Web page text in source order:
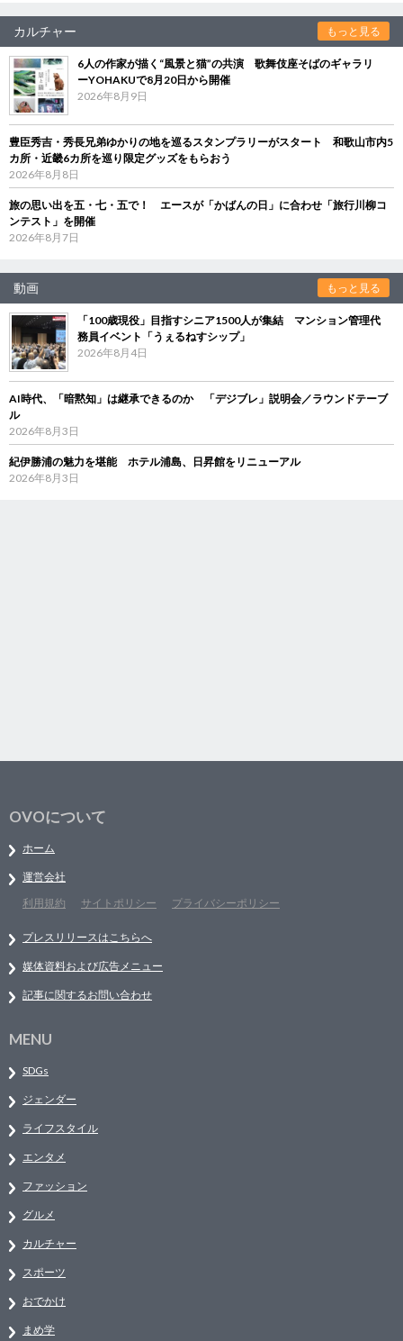
カルチャー もっと見る
6人の作家が描く“風景と猫”の共演 歌舞伎座そばのギャラリ
ーYOHAKUで8月20日から開催
2026年8月9日
豊臣秀吉・秀長兄弟ゆかりの地を巡るスタンプラリーがスタート 和歌山市内5
カ所・近畿6カ所を巡り限定グッズをもらおう
2026年8月8日
旅の思い出を五・七・五で！ エースが「かばんの日」に合わせ「旅行川柳コ
ンテスト」を開催
2026年8月7日
動画 もっと見る
「100歳現役」目指すシニア1500人が集結 マンション管理代
務員イベント「うぇるねすシップ」
2026年8月4日
AI時代、「暗黙知」は継承できるのか 「デジブレ」説明会／ラウンドテーブ
ル
2026年8月3日
紀伊勝浦の魅力を堪能 ホテル浦島、日昇館をリニューアル
2026年8月3日
OVOについて
ホーム
運営会社
利用規約
サイトポリシー プライバシーポリシー
プレスリリースはこちらへ
媒体資料および広告メニュー
記事に関するお問い合わせ
MENU
SDGs
ジェンダー
ライフスタイル
エンタメ
ファッション
グルメ
カルチャー
スポーツ
おでかけ
まめ学